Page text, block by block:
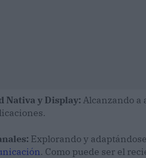
Nativa y Display: Alcanzando a
Explorando y
. Como puede ser el